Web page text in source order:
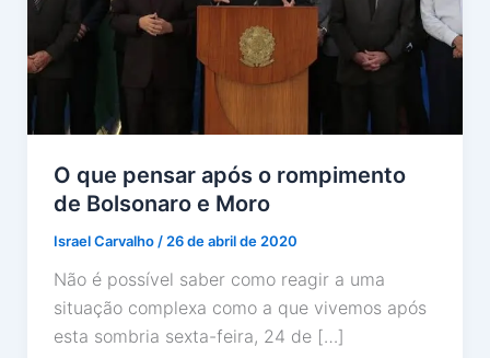
O que pensar após o rompimento
de Bolsonaro e Moro
Israel Carvalho / 26 de abril de 2020
Não é possível saber como reagir a uma
situação complexa como a que vivemos após
esta sombria sexta-feira, 24 de […]